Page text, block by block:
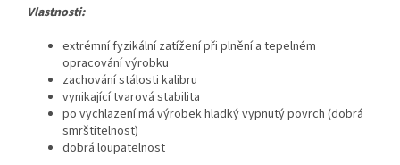
Vlastnosti:
extrémní fyzikální zatížení při plnění a tepelném
opracování výrobku
zachování stálosti kalibru
vynikající tvarová stabilita
po vychlazení má výrobek hladký vypnutý povrch (dobrá
smrštitelnost)
dobrá loupatelnost